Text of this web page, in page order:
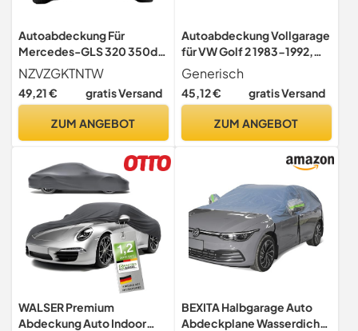
Autoabdeckung Für
Mercedes-GLS 320 350d
400 450 500, Outdoor
Autoschutzhülle Winddicht
Kratzfest Flammhemmend
Langlebig Allwetter
Staubschutzhüllen(Black,4
00)
NZVZGKTNTW
49,21 € gratis Versand
ZUM ANGEBOT
Autoabdeckung Vollgarage
für VW Golf 2 1983-1992,
Autoschutzhülle, Thin, Auto
Abdeckplane Winter, Auto
Abdeckplane Staub Mit
Generisch
45,12 € gratis Versand
ZUM ANGEBOT
WALSER Premium
Abdeckung Auto Indoor
BEXITA Halbgarage Auto
Abdeckplane Wasserdicht